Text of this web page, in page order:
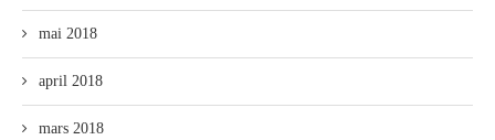
mai 2018
april 2018
mars 2018